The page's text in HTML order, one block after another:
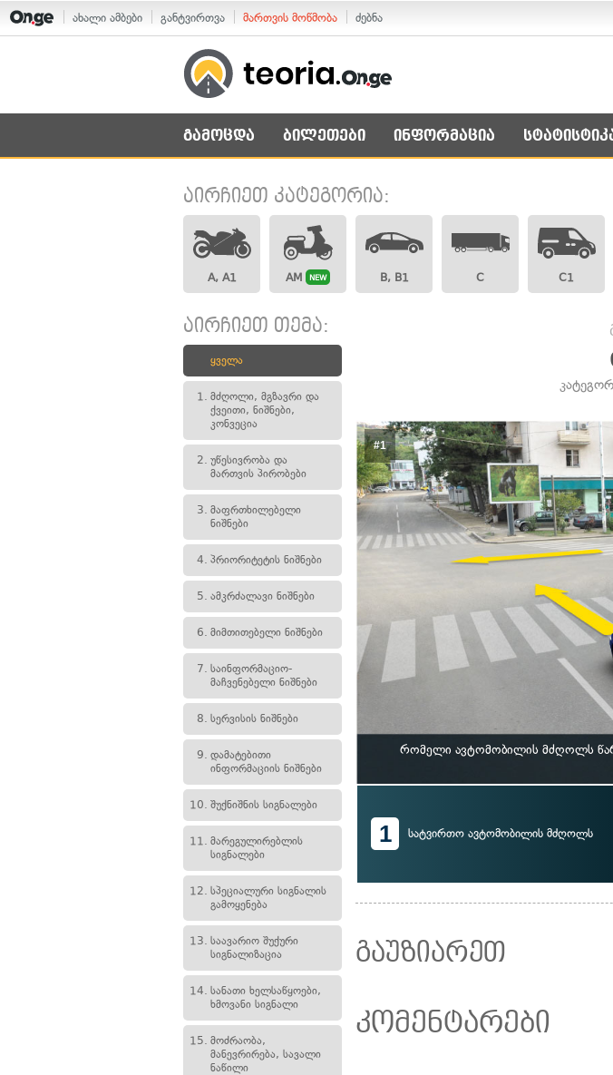
ახალი ამბები განტვირთვა მართვის მოწმობა ძებნა
გამოცდა ბილეთები ინფორმაცია
აირჩიეთ კატეგორია:
A, A1 AM NEW B, B1 C C1
აირჩიეთ თემა:
ყველა
1. მძღოლი, მგზავრი და
ქვეითი, ნიშნები,
კონვეცია
2. უწესივრობა და
მართვის პირობები
3. მაფრთხილებელი
ნიშნები
4. პრიორიტეტის ნიშნები
5. ამკრძალავი ნიშნები
6. მიმთითებელი ნიშნები
7. საინფორმაციო-
მაჩვენებელი ნიშნები
8. სერვისის ნიშნები
9. დამატებითი
ინფორმაციის ნიშნები
10. შუქნიშნის სიგნალები
11. მარეგულირებლის
სიგნალები
12. სპეციალური სიგნალის
გამოყენება
13. საავარიო შუქური
სიგნალიზაცია
14. სანათი ხელსაწყოები,
ხმოვანი სიგნალი
15. მოძრაობა,
მანევრირება, სავალი
ნაწილი
#1
რომელი ავტომობილის მძღოლს
1 სატვირთო ავტომობილის მძღოლს
გაუზიარეთ
კომენტარები